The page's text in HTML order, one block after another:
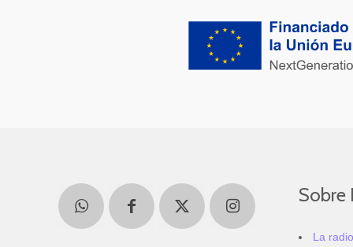
Sobre
La radio